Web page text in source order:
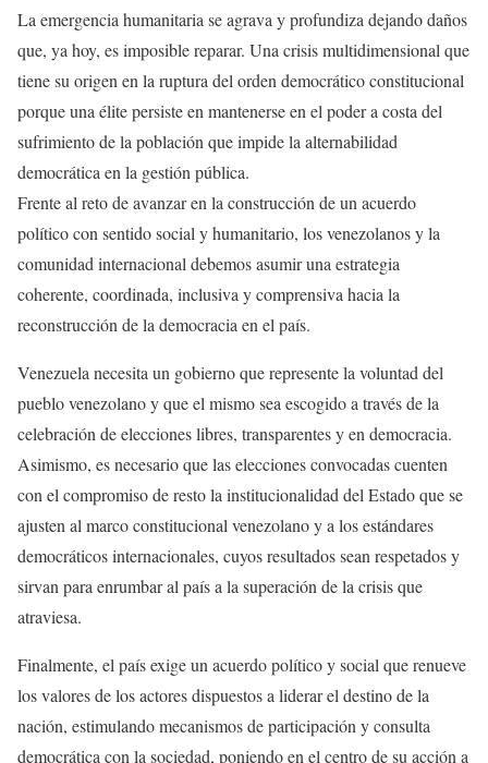
La emergencia humanitaria se agrava y profundiza dejando daños
que, ya hoy, es imposible reparar. Una crisis multidimensional que
tiene su origen en la ruptura del orden democrático constitucional
porque una élite persiste en mantenerse en el poder a costa del
sufrimiento de la población que impide la alternabilidad
democrática en la gestión pública.
Frente al reto de avanzar en la construcción de un acuerdo
político con sentido social y humanitario, los venezolanos y la
comunidad internacional debemos asumir una estrategia
coherente, coordinada, inclusiva y comprensiva hacia la
reconstrucción de la democracia en el país.
Venezuela necesita un gobierno que represente la voluntad del
pueblo venezolano y que el mismo sea escogido a través de la
celebración de elecciones libres, transparentes y en democracia.
Asimismo, es necesario que las elecciones convocadas cuenten
con el compromiso de resto la institucionalidad del Estado que se
ajusten al marco constitucional venezolano y a los estándares
democráticos internacionales, cuyos resultados sean respetados y
sirvan para enrumbar al país a la superación de la crisis que
atraviesa.
Finalmente, el país exige un acuerdo político y social que renueve
los valores de los actores dispuestos a liderar el destino de la
nación, estimulando mecanismos de participación y consulta
democrática con la sociedad, poniendo en el centro de su acción a